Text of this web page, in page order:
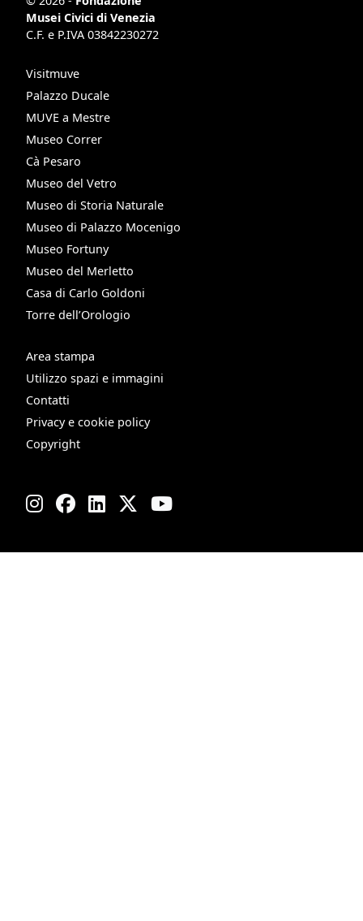
Musei Civici di Venezia
C.F. e P.IVA 03842230272
Visitmuve
Palazzo Ducale
MUVE a Mestre
Museo Correr
Cà Pesaro
Museo del Vetro
Museo di Storia Naturale
Museo di Palazzo Mocenigo
Museo Fortuny
Museo del Merletto
Casa di Carlo Goldoni
Torre dell’Orologio
Area stampa
Utilizzo spazi e immagini
Contatti
Privacy e cookie policy
Copyright